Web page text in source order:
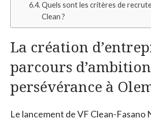
Quels sont les critères de
Clean ?
La création
parcours
persévérance à
Le lancement de VF Clean-Fasano